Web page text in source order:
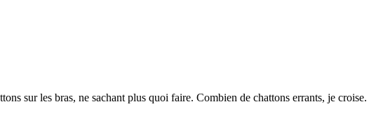
sur les bras, ne sachant plus quoi faire. Combien de chattons errants, je croise.